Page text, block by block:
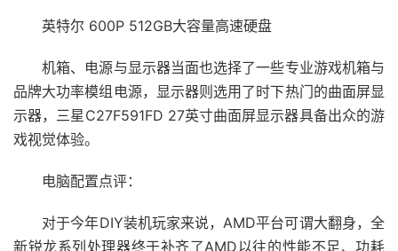
英特尔 600P 512GB大容量高速硬盘
机箱、电源与显示器当面也选择了一些专业游戏机箱与
品牌大功率模组电源，显示器则选用了时下热门的曲面屏显
示器，三星C27F591FD 27英寸曲面屏显示器具备出众的游
戏视觉体验。
电脑配置点评：
对于今年DIY装机玩家来说，AMD平台可谓大翻身，全
新锐龙系列处理器终于补齐了AMD以往的性能不足、功耗